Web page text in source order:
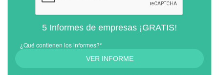
5 Informes de empresas ¡GRATIS!
¿Qué contienen los informes?*
VER INFORME